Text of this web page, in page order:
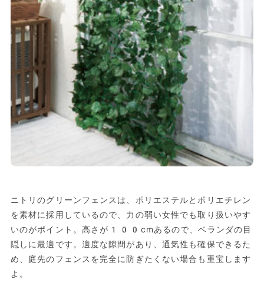
ニトリのグリーンフェンスは、ポリエステルとポリエチレン
を素材に採用しているので、力の弱い女性でも取り扱いやす
いのがポイント。高さが100cmあるので、ベランダの目
隠しに最適です。適度な隙間があり、通気性も確保できるた
め、庭先のフェンスを完全に防ぎたくない場合も重宝します
よ。